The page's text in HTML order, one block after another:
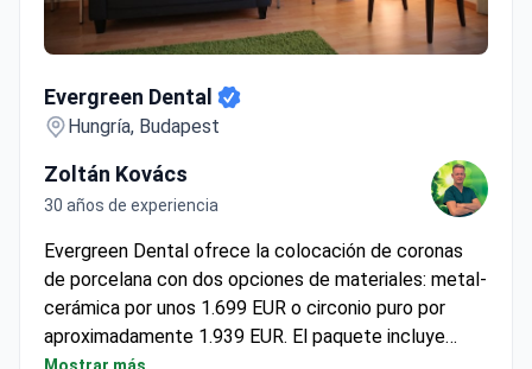
Evergreen Dental
Hungría, Budapest
30 años de experiencia
Evergreen Dental ofrece la colocación de coronas
de porcelana con dos opciones de materiales: metal-
cerámica por unos 1.699 EUR o circonio puro por
aproximadamente 1.939 EUR. El paquete incluye
normalmente la corona, la tomografía computarizada
Mostrar más